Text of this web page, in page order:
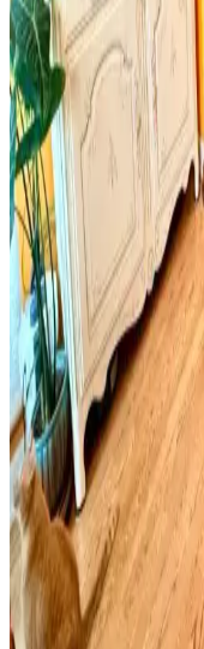
Milwaukee Alüminyum
genişliğiyle, dayanıklı
sektöründe güvenilir
Yıpranmış
Kullanımı İçin
Yıpranmış banyolarda
boya seçimi, sakin tonlar
fonksiyonel dengesini
Cadence Mermer
Trend ve Bilgi
Cadence mermer efekti
olarak öne çıkıyor
bulunmuyor. Mermer ve
Viscotex Hard
Visco Yastık
İki visco yastık modeli,
detaylı karşılaştırıldı.
sağlarken, Lif Kılıflı
Boho Maksimalist
Bitkiler ve